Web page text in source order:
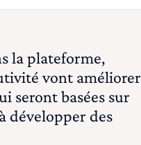
la plateforme,
vont améliorer
seront basées sur
développer des